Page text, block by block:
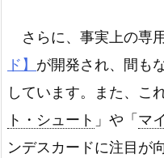
さらに、事実上の専
ド】 が開発され、間も
しています。また、こ
ト・シュート 」や「 マ
ンデスカードに注目が